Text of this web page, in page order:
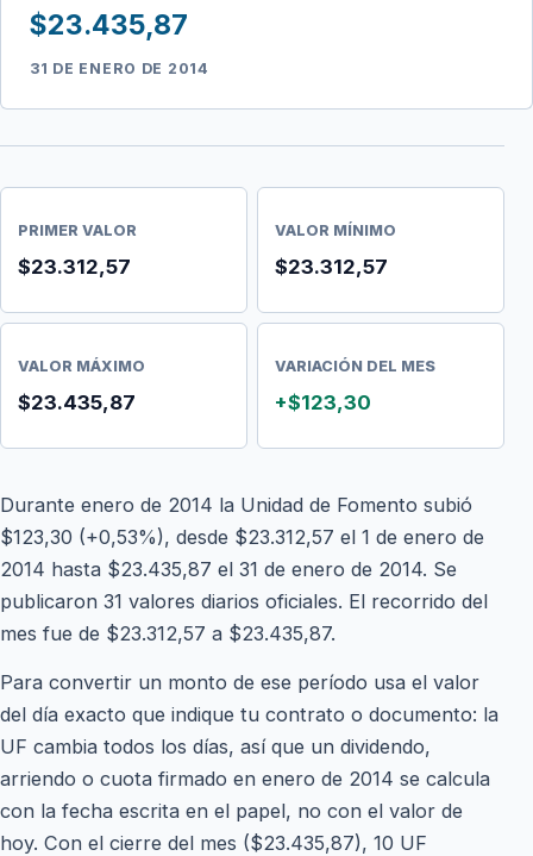
$23.435,87
31 DE ENERO DE 2014
PRIMER VALOR
$23.312,57
VALOR MÍNIMO
$23.312,57
VALOR MÁXIMO
$23.435,87
VARIACIÓN DEL MES
+$123,30
Durante enero de 2014 la Unidad de Fomento subió
$123,30 (+0,53%), desde $23.312,57 el 1 de enero de
2014 hasta $23.435,87 el 31 de enero de 2014. Se
publicaron 31 valores diarios oficiales. El recorrido del
mes fue de $23.312,57 a $23.435,87.
Para convertir un monto de ese período usa el valor
del día exacto que indique tu contrato o documento: la
UF cambia todos los días, así que un dividendo,
arriendo o cuota firmado en enero de 2014 se calcula
con la fecha escrita en el papel, no con el valor de
hoy. Con el cierre del mes ($23.435,87), 10 UF